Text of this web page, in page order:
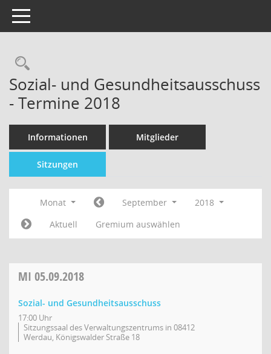
Toggle navigation
Sozial- und Gesundheitsausschuss
- Termine 2018
Informationen Mitglieder
Sitzungen
Monat September
2018
Aktuell
Gremium auswählen
MI 05.09.2018
Sozial- und Gesundheitsausschuss
17:00 Uhr
Sitzungssaal des Verwaltungszentrums in 08412
Werdau, Königswalder Straße 18